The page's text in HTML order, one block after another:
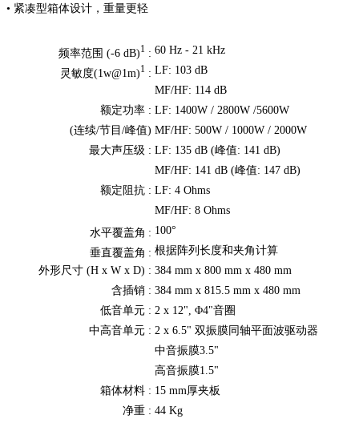
• 紧凑型箱体设计，重量更轻
频率范围 (-6 dB)1 : 60 Hz - 21 kHz
灵敏度(1w@1m)1 : LF: 103 dB
MF/HF: 114 dB
额定功率 : LF: 1400W / 2800W /5600W
(连续/节目/峰值) MF/HF: 500W / 1000W / 2000W
最大声压级 : LF: 135 dB (峰值: 141 dB)
MF/HF: 141 dB (峰值: 147 dB)
额定阻抗 : LF: 4 Ohms
MF/HF: 8 Ohms
水平覆盖角 : 100°
垂直覆盖角 : 根据阵列长度和夹角计算
外形尺寸 (H x W x D) : 384 mm x 800 mm x 480 mm
含插销 : 384 mm x 815.5 mm x 480 mm
低音单元 : 2 x 12", Φ4"音圈
中高音单元 : 2 x 6.5" 双振膜同轴平面波驱动器
中音振膜3.5"
高音振膜1.5"
箱体材料 : 15 mm厚夹板
净重 : 44 Kg